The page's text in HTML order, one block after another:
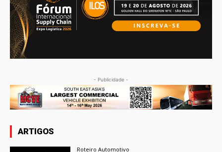
- Publicidade -
ARTIGOS
Roteiro Automotivo